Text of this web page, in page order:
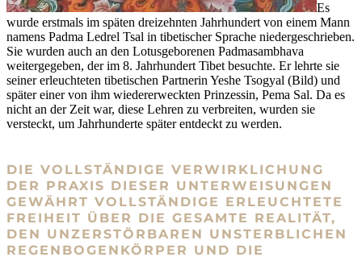
Es
wurde erstmals im späten dreizehnten Jahrhundert von einem Mann
namens Padma Ledrel Tsal in tibetischer Sprache niedergeschrieben.
Sie wurden auch an den Lotusgeborenen Padmasambhava
weitergegeben, der im 8. Jahrhundert Tibet besuchte. Er lehrte sie
seiner erleuchteten tibetischen Partnerin Yeshe Tsogyal (Bild) und
später einer von ihm wiedererweckten Prinzessin, Pema Sal. Da es
nicht an der Zeit war, diese Lehren zu verbreiten, wurden sie
versteckt, um Jahrhunderte später entdeckt zu werden.
DIE VOLLSTÄNDIGE VERWIRKLICHUNG
DER PRAXIS DIESER UNTERWEISUNGEN
GEWÄHRT VOLLSTÄNDIGE ERLEUCHTETE
FREIHEIT ÜBER DIE GESAMTE REALITÄT,
DEN UNZERSTÖRBAREN UNSTERBLICHEN
REGENBOGENKÖRPER UND DIE